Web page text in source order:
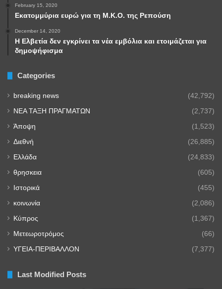
February 15, 2020
Εκατομμύρια ευρώ για τη Μ.Κ.Ο. της Ρεπούση
December 14, 2020
Η Ελβετία δεν εγκρίνει τα νέα εμβόλια και ετοιμάζεται για
δημοψήφισμα
Categories
breaking news (42,792)
NEA TAΞΗ ΠΡΑΓΜΑΤΩΝ (2,737)
Άποψη (1,523)
Διεθνή (26,885)
Ελλάδα (24,833)
θρησκεια (605)
Ιστορικά (455)
κοινωνία (2,086)
Κύπρος (1,367)
Μετεωροτρόμος (66)
ΥΓΕΙΑ-ΠΕΡΙΒΑΛΛΟΝ (7,377)
Last Modified Posts